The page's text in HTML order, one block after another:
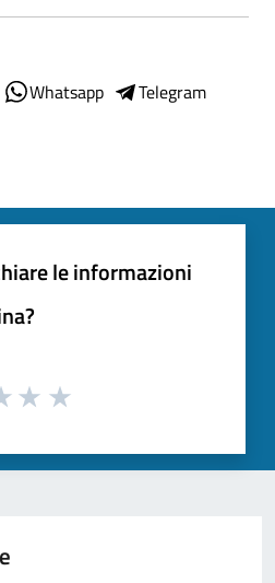
Whatsapp
Telegram
le informazioni